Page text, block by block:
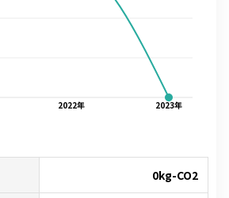
2022年 2023年
0kg-CO2